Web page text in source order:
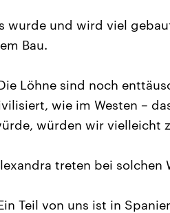
wurde und wird viel
Bau.
Löhne sind noch
wie im Westen –
würden wir vielleicht
treten bei solchen
Teil von uns ist in